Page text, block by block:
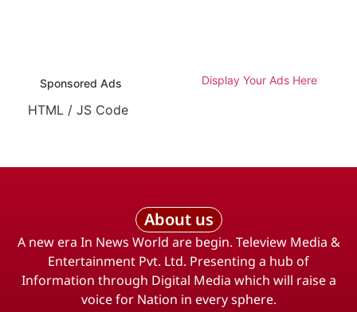
Sponsored Ads Display Your Ads Here
HTML / JS Code
About us
A new era In News World are begin. Teleview Media &
Entertainment Pvt. Ltd. Presenting a hub of
Information through Digital Media which will raise a
voice for Nation in every sphere.